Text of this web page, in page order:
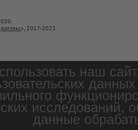
Артлекс», 2017-2023
наш
данные